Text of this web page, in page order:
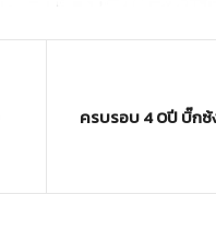
ครบรอบ 4 0ปี บิ๊ก